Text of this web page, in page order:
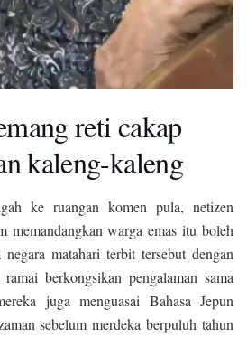
reti cakap
kaleng-kaleng
ke ruangan komen pula, netizen
memandangkan warga emas itu boleh
negara matahari terbit tersebut dengan
berkongsikan pengalaman sama
juga menguasai Bahasa Jepun
sebelum merdeka berpuluh tahun